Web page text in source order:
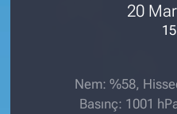
20
Nem: %58,
Basınç: 1001